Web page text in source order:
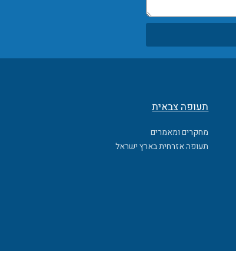
תעופה צבאית
מחקרים ומאמרים
תעופה אזרחית בארץ ישראל